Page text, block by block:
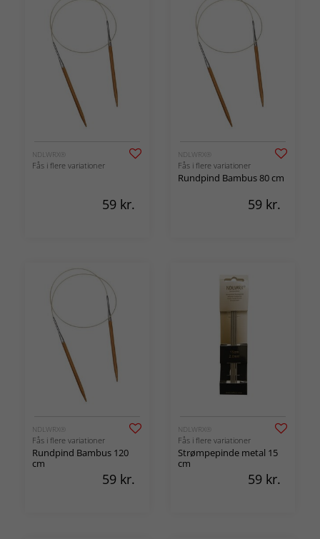
NDLWRX®
Fås i flere variationer
59 kr.
NDLWRX®
Fås i flere variationer
Rundpind Bambus 80 cm
59 kr.
NDLWRX®
Fås i flere variationer
Rundpind Bambus 120
cm
59 kr.
NDLWRX®
Fås i flere variationer
Strømpepinde metal 15
cm
59 kr.